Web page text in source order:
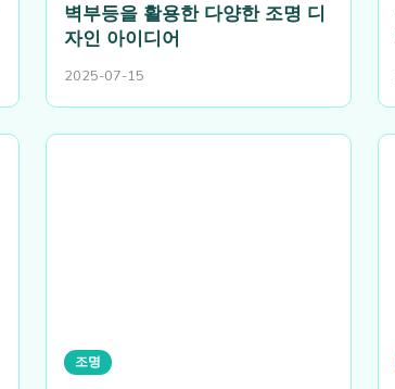
벽부등을 활용한 다양한 조명 디
자인 아이디어
2025-07-15
조명